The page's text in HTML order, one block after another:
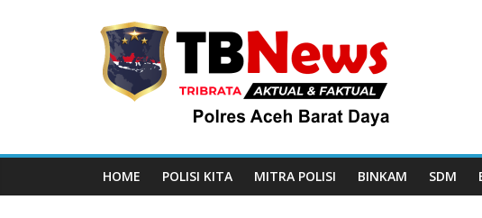
HOME POLISI KITA MITRA POLISI BINKAM SDM